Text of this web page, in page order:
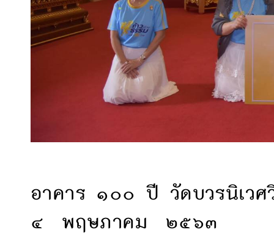
อาคาร ๑๐๐ ปี วัดบวรนิเวศ
๔ พฤษภาคม ๒๕๖๓